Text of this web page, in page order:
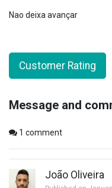
Nao deixa avançar
Customer Rating
Message and
1 comment
João Oliveira